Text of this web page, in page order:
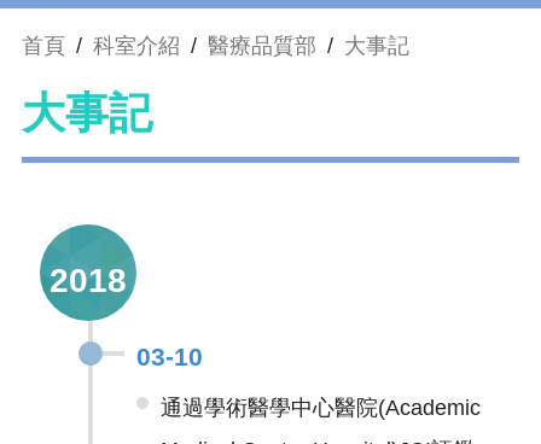
首頁 / 科室介紹 / 醫療品質部 / 大事記
大事記
2018
03-10
通過學術醫學中心醫院(Academic